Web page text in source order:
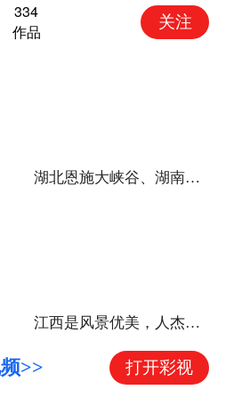
334
作品
关注
湖北恩施大峡谷、湖南自驾游（湖北篇）
江西是风景优美，人杰地灵的好地方。
>> 打开彩视